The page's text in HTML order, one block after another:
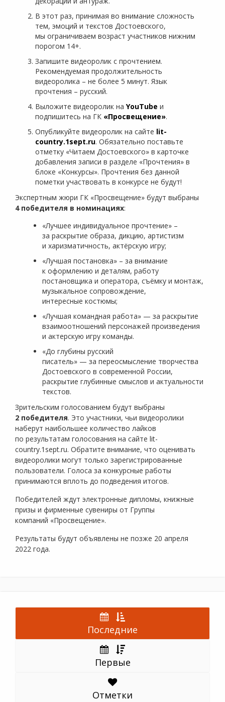
В этот раз, принимая во внимание сложность
тем, эмоций и текстов Достоевского,
мы ограничиваем возраст участников нижним
порогом 14+.
Запишите видеоролик с прочтением.
Рекомендуемая продолжительность
видеоролика – не более 5 минут. Язык
прочтения – русский.
Выложите видеоролик на YouTube и
подпишитесь на ГК «Просвещение».
Опубликуйте видеоролик на сайте lit-
country.1sept.ru. Обязательно поставьте
отметку «Читаем Достоевского» в карточке
добавления записи в разделе «Прочтения» в
блоке «Конкурсы». Прочтения без данной
пометки участвовать в конкурсе не будут!
Экспертным жюри ГК «Просвещение» будут выбраны
4 победителя в номинациях:
«Лучшее индивидуальное прочтение» –
за раскрытие образа, дикцию, артистизм
и харизматичность, актёрскую игру;
«Лучшая постановка» – за внимание
к оформлению и деталям, работу
постановщика и оператора, съёмку и монтаж,
музыкальное сопровождение,
интересные костюмы;
«Лучшая командная работа» — за раскрытие
взаимоотношений персонажей произведения
и актерскую игру команды.
«До глубины русский
писатель» — за переосмысление творчества
Достоевского в современной России,
раскрытие глубинные смыслов и актуальности
текстов.
Зрительским голосованием будут выбраны
2 победителя. Это участники, чьи видеоролики
наберут наибольшее количество лайков
по результатам голосования на сайте lit-
country.1sept.ru. Обратите внимание, что оценивать
видеоролики могут только зарегистрированные
пользователи. Голоса за конкурсные работы
принимаются вплоть до подведения итогов.
Победителей ждут электронные дипломы, книжные
призы и фирменные сувениры от Группы
компаний «Просвещение».
Результаты будут объявлены не позже 20 апреля
2022 года.
Последние
Первые
Отметки